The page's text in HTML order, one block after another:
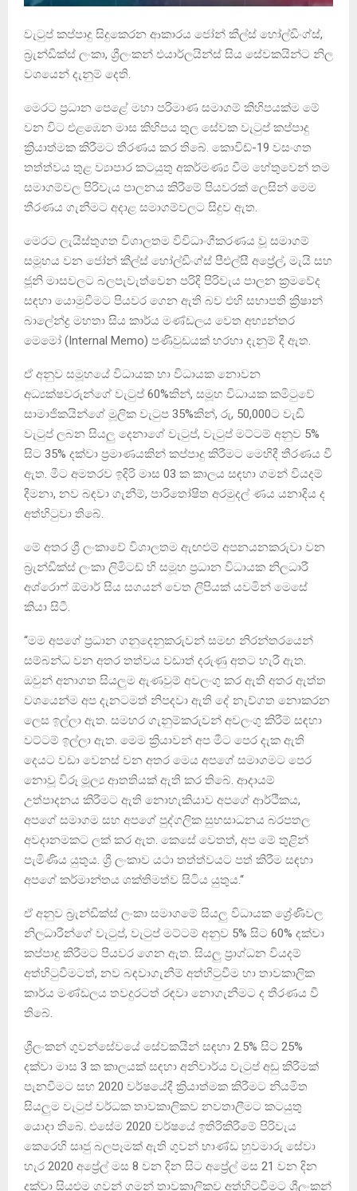
වැටුප් කප්පාදු සිදුකෙරන ආකාරය ජෝන් කීල්ස් හෝල්ඩිංග්ස්,
බ්‍රැන්ඩික්ස් ලංකා, ශ්‍රීලංකන් එයාර්ලයින්ස් සිය සේවකයින්ට නිල
වශයෙන් දැනුම් දෙති.
මෙරට ප්‍රධාන පෙළේ මහා පරිමාණ සමාගම් කිහිපයක්ම මේ
වන විට එළඹෙන මාස කිහිපය තුල සේවක වැටුප් කප්පාදු
ක්‍රියාත්මක කිරීමට තීරණය කර තිබේ. කොවිඩ්-19 වසංගත
තත්ත්වය තුළ ව්‍යාපාර කටයුතු අකර්මණ්‍ය වීම හේතුවෙන් තම
සමාගම්වල පිරිවැය පාලනය කිරීමේ පියවරක් ලෙසින් මෙම
තීරණය ගැනීමට අදාළ සමාගම්වලට සිදුව ඇත.
මෙරට ලැයිස්තුගත විශාලතම විවිධාංගීකරණය වූ සමාගම්
සමූහය වන ජෝන් කීල්ස් හෝල්ඩිංග්ස් පීඑල්සී අප්‍රේල්, මැයි සහ
ජූනි මාසවලට බලපැවැත්වෙන පරිදි පිරිවැය පාලන ක්‍රමවේද
සඳහා යොමුවීමට පියවර ගෙන ඇති බව එහි සභාපති ක්‍රිෂාන්
බාලේන්ද්‍ර මහතා සිය කාර්ය මණ්ඩලය වෙත අභ්‍යන්තර
මෙමෝ (Internal Memo) පණිවුඩයක් හරහා දැනුම් දී ඇත.
ඒ අනුව සමූහයේ විධායක හා විධායක නොවන
අධ්‍යක්ෂවරුන්ගේ වැටුප් 60%කින්, සමූහ විධායක කමිටුවේ
සාමාජිකයින්ගේ මූලික වැටුප 35%කින්, රු, 50,000ට වැඩි
වැටුප් ලබන සියලු දෙනාගේ වැටුප්, වැටුප් මට්ටම් අනුව 5%
සිට 35% දක්වා ප්‍රමාණයකින් කප්පාදු කිරීමට මෙහිදී තීරණය වී
ඇත. මීට අමතරව ඉදිරි මාස 03 ක කාලය සඳහා ගමන් වියදම්
දීමනා, නව බඳවා ගැනීම්, පාරිතෝෂිත අරමුදල් ණය යනාදිය ද
අත්හිටුවා තිබේ.
මේ අතර ශ්‍රී ලංකාවේ විශාලතම ඇඟළුම් අපනයනකරුවා වන
බ්‍රැන්ඩික්ස් ලංකා ලිමිටඩ් හි සමූහ ප්‍රධාන විධායක නිලධාරී
අශ්රොෆ් ඕමාර් සිය සගයන් වෙත ලිපියක් යවමින් මෙසේ
කියා සිටී.
“මම අපගේ ප්‍රධාන ගනුදෙනුකරුවන් සමඟ නිරන්තරයෙන්
සම්බන්ධ වන අතර තත්වය වඩාත් දරුණු අතට හැරී ඇත.
ඔවුන් අනාගත සියලුම ඇණවුම් අවලංගු කර ඇති අතර ඇත්ත
වශයෙන්ම අප දැනටමත් නිපදවා ඇති දේ නැව්ගත නොකරන
ලෙස ඉල්ලා ඇත. සමහර ගැනුම්කරුවන් අවලංගු කිරීම් සඳහා
වට්ටම් ඉල්ලා ඇත. මෙම ක්‍රියාවන් අප මීට පෙර දැක ඇති
දෙයට වඩා වෙනස් වන අතර මෙය අපගේ සමාගමට පෙර
නොවූ විරූ මූල්‍ය ආතතියක් ඇති කර තිබේ. ආදායම්
උත්පාදනය කිරීමට ඇති නොහැකියාව අපගේ ආර්ථිකය,
අපගේ සමාගම සහ අපගේ පුද්ගලික සුභසාධනය බරපතල
අවදානමකට ලක් කර ඇත. කෙසේ වෙතත්, අප මේ තුළින්
පැමිණිය යුතුය. ශ්‍රී ලංකාව යථා තත්ත්වයට පත් කිරීම සඳහා
අපගේ කර්මාන්තය ශක්තිමත්ව සිටිය යුතුය.“
ඒ අනුව බ්‍රැන්ඩික්ස් ලංකා සමාගමේ සියලු විධායක ශ්‍රේණිවල
නිලධාරීන්ගේ වැටුප්, වැටුප් මට්ටම් අනුව 5% සිට 60% දක්වා
කප්පාදු කිරීමට පියවර ගෙන ඇත. සියලු ප්‍රාග්ධන වියදම්
අත්හිටුවීමටත්, නව බඳවාගැනීම් අත්හිටුවීම හා තාවකාලික
කාර්ය මණ්ඩලය තවදුරටත් රඳවා නොගැනීමට ද තීරණය වී
තිබේ.
ශ්‍රීලංකන් ගුවන්සේවයේ සේවකයින් සඳහා 2.5% සිට 25%
දක්වා මාස 3 ක කාලයක් සඳහා අනිවාර්ය වැටුප් අඩු කිරීමක්
පැනවීමට සහ 2020 වර්ෂයේදී ක්‍රියාත්මක කිරීමට නියමිත
සියලුම වැටුප් වර්ධක තාවකාලිකව නවතාලීමට කටයුතු
යොදා තිබේ. එසේම 2020 වර්ෂයේ ඉතිරිකිරීමේ පිරිවැය
කෙරෙහි සෘජු බලපෑමක් ඇති ගුවන් භාණ්ඩ හුවමාරු සේවා
හැර 2020 අප්‍රේල් මස 8 වන දින සිට අප්‍රේල් මස 21 වන දින
දක්වා සියළුම ගුවන් ගමන් තාවකාලිකව අත්හිටුවීමට ශ්‍රීලංකන්